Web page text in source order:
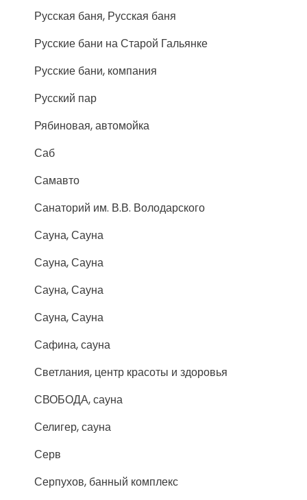
Русская баня, Русская баня
Русские бани на Старой Гальянке
Русские бани, компания
Русский пар
Рябиновая, автомойка
Саб
Самавто
Санаторий им. В.В. Володарского
Сауна, Сауна
Сауна, Сауна
Сауна, Сауна
Сауна, Сауна
Сафина, сауна
Светлания, центр красоты и здоровья
СВОБОДА, сауна
Селигер, сауна
Серв
Серпухов, банный комплекс